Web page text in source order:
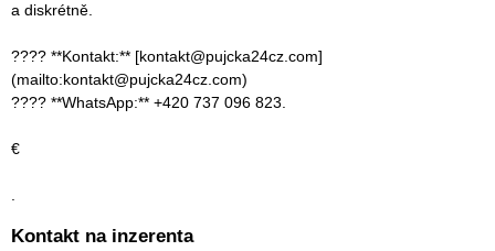
a diskrétně.
???? **Kontakt:** [kontakt@pujcka24cz.com]
(mailto:kontakt@pujcka24cz.com)
???? **WhatsApp:** +420 737 096 823.
€
Kontakt na inzerenta